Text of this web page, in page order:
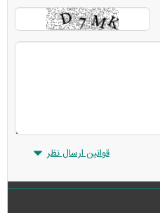
قوانین ارسال نظر